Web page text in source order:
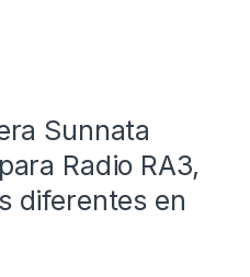
Sunnata
Radio RA3,
diferentes en